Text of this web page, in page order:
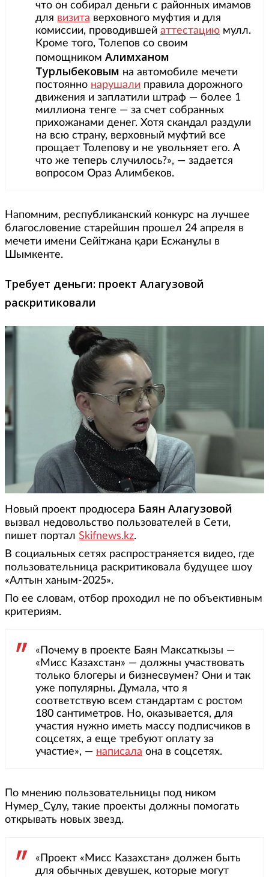
что он собирал деньги с районных имамов
для визита верховного муфтия и для
комиссии, проводившей аттестацию мулл.
Кроме того, Толепов со своим
помощником Алимханом
Турлыбековым на автомобиле мечети
постоянно нарушали правила дорожного
движения и заплатили штраф — более 1
миллиона тенге — за счет собранных
прихожанами денег. Хотя скандал раздули
на всю страну, верховный муфтий все
прощает Толепову и не увольняет его. А
что же теперь случилось?», — задается
вопросом Ораз Алимбеков.
Напомним, республиканский конкурс на лучшее
благословение старейшин прошел 24 апреля в
мечети имени Сейітжана қари Есжанұлы в
Шымкенте.
Требует деньги: проект Алагузовой
раскритиковали
Новый проект продюсера Баян Алагузовой
вызвал недовольство пользователей в Сети,
пишет портал Skifnews.kz.
В социальных сетях распространяется видео, где
пользовательница раскритиковала будущее шоу
«Алтын ханым-2025».
По ее словам, отбор проходил не по объективным
критериям.
«Почему в проекте Баян Максаткызы —
«Мисс Казахстан» — должны участвовать
только блогеры и бизнесвумен? Они и так
уже популярны. Думала, что я
соответствую всем стандартам с ростом
180 сантиметров. Но, оказывается, для
участия нужно иметь массу подписчиков в
соцсетях, а еще требуют оплату за
участие», — написала она в соцсетях.
По мнению пользовательницы под ником
Нумер_Сұлу, такие проекты должны помогать
открывать новых звезд.
«Проект «Мисс Казахстан» должен быть
для обычных девушек, которые могут